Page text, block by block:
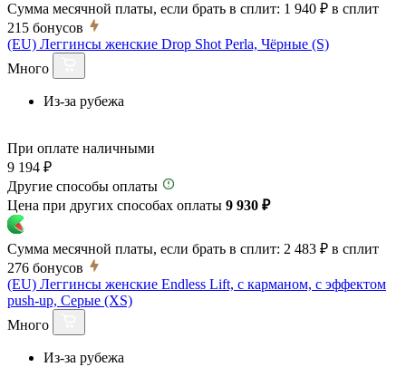
Сумма месячной платы, если брать в сплит: 1 940 ₽ в сплит
215 бонусов
(EU) Леггинсы женские Drop Shot Perla, Чёрные (S)
Много
Из-за рубежа
При оплате наличными
9 194 ₽
Другие способы оплаты
Цена при других способах оплаты 9 930 ₽
Сумма месячной платы, если брать в сплит: 2 483 ₽ в сплит
276 бонусов
(EU) Леггинсы женские Endless Lift, с карманом, с эффектом
push-up, Серые (XS)
Много
Из-за рубежа